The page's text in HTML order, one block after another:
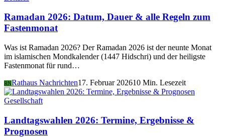
Ramadan 2026: Datum, Dauer & alle Regeln zum
Fastenmonat
Was ist Ramadan 2026? Der Ramadan 2026 ist der neunte Monat
im islamischen Mondkalender (1447 Hidschri) und der heiligste
Fastenmonat für rund…
RNRathaus Nachrichten17. Februar 202610 Min. Lesezeit
Gesellschaft
Landtagswahlen 2026: Termine, Ergebnisse &
Prognosen